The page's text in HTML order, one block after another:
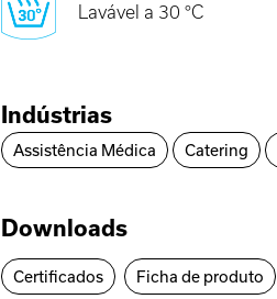
Lavável a 30 °C
Indústrias
Assistência Médica Catering
Downloads
Certificados Ficha de produto